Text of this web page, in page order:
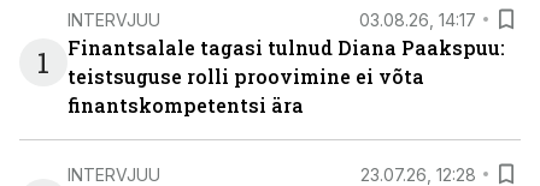
1
INTERVJUU 03.08.26, 14:17
Finantsalale tagasi tulnud Diana Paakspuu:
teistsuguse rolli proovimine ei võta
finantskompetentsi ära
INTERVJUU 23.07.26, 12:28